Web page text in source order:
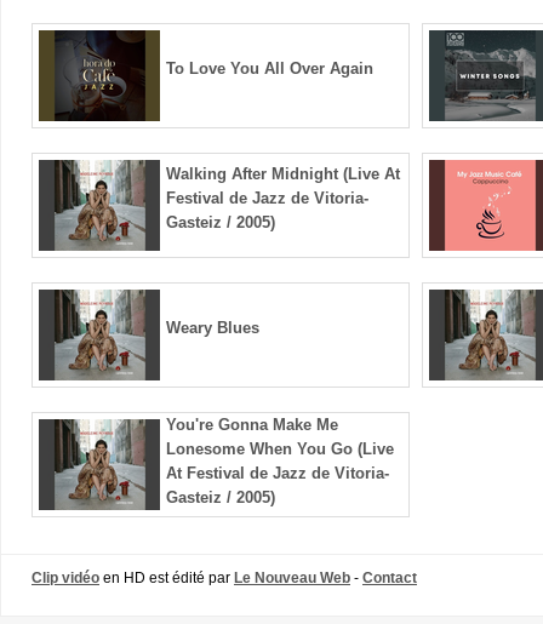
To Love You All Over Again
Walking After Midnight (Live At
Festival de Jazz de Vitoria-
Gasteiz / 2005)
Weary Blues
You're Gonna Make Me
Lonesome When You Go (Live
At Festival de Jazz de Vitoria-
Gasteiz / 2005)
Clip vidéo en HD est édité par Le Nouveau Web - Contact